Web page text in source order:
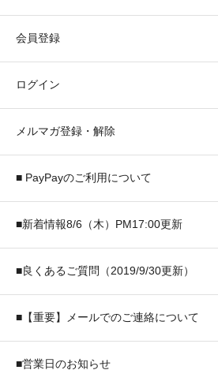
会員登録
ログイン
メルマガ登録・解除
■ PayPayのご利用について
■新着情報8/6（木）PM17:00更新
■良くあるご質問（2019/9/30更新）
■【重要】メールでのご連絡について
■営業日のお知らせ